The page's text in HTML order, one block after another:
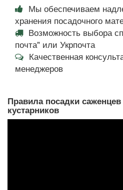
Мы обеспечиваем
хранения посадочного
Возможность выбора
почта" или Укрпочта
Качественная
менеджеров
Правила посадки
кустарников